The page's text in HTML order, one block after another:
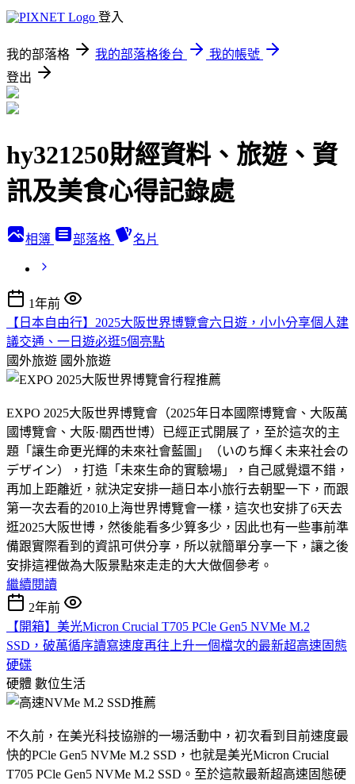
登入
我的部落格 我的部落格後台
我的帳號
登出
hy321250財經資料、旅遊、資
訊及美食心得記錄處
相簿 部落格 名片
1年前
【日本自由行】2025大阪世界博覽會六日遊，小小分享個人建
議交通、一日遊必逛5個亮點
國外旅遊 國外旅遊
EXPO 2025大阪世界博覽會（2025年日本國際博覽會、大阪萬
國博覽會、大阪·關西世博）已經正式開展了，至於這次的主
題「讓生命更光輝的未來社會藍圖」（いのち輝く未来社会の
デザイン），打造「未來生命的實驗場」，自己感覺還不錯，
再加上距離近，就決定安排一趟日本小旅行去朝聖一下，而跟
第一次去看的2010上海世界博覽會一樣，這次也安排了6天去
逛2025大阪世博，然後能看多少算多少，因此也有一些事前準
備跟實際看到的資訊可供分享，所以就簡單分享一下，讓之後
安排這裡做為大阪景點來走走的大大做個參考。
繼續閱讀
2年前
【開箱】美光Micron Crucial T705 PCle Gen5 NVMe M.2
SSD，破萬循序讀寫速度再往上升一個檔次的最新超高速固態
硬碟
硬體 數位生活
不久前，在美光科技協辦的一場活動中，初次看到目前速度最
快的PCle Gen5 NVMe M.2 SSD，也就是美光Micron Crucial
T705 PCle Gen5 NVMe M.2 SSD。至於這款最新超高速固態硬